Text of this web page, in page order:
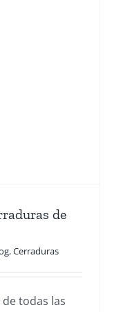
de
,Cerraduras
todas las